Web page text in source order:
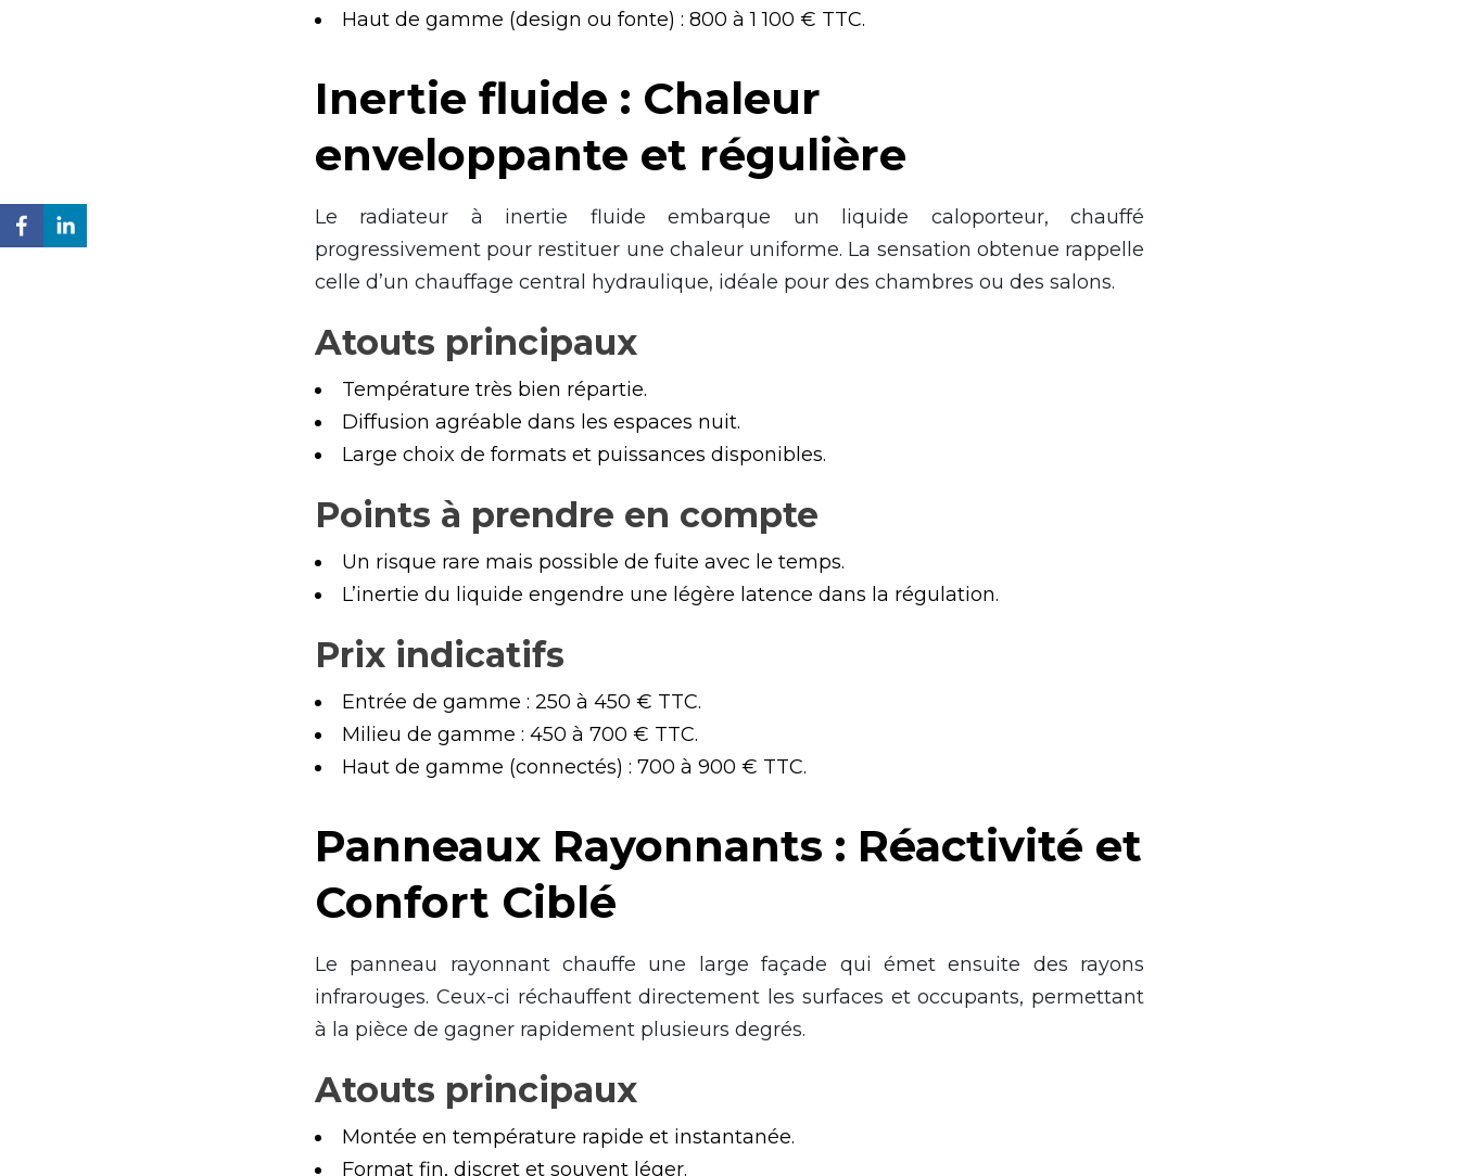
Haut de gamme (design ou fonte) : 800 à 1 100 € TTC.
Inertie fluide : Chaleur
enveloppante et régulière
Le radiateur à inertie fluide embarque un liquide caloporteur, chauffé
progressivement pour restituer une chaleur uniforme. La sensation obtenue rappelle
celle d’un chauffage central hydraulique, idéale pour des chambres ou des salons.
Atouts principaux
Température très bien répartie.
Diffusion agréable dans les espaces nuit.
Large choix de formats et puissances disponibles.
Points à prendre en compte
Un risque rare mais possible de fuite avec le temps.
L’inertie du liquide engendre une légère latence dans la régulation.
Prix indicatifs
Entrée de gamme : 250 à 450 € TTC.
Milieu de gamme : 450 à 700 € TTC.
Haut de gamme (connectés) : 700 à 900 € TTC.
Panneaux Rayonnants : Réactivité et
Confort Ciblé
Le panneau rayonnant chauffe une large façade qui émet ensuite des rayons
infrarouges. Ceux-ci réchauffent directement les surfaces et occupants, permettant
à la pièce de gagner rapidement plusieurs degrés.
Atouts principaux
Montée en température rapide et instantanée.
Format fin, discret et souvent léger.